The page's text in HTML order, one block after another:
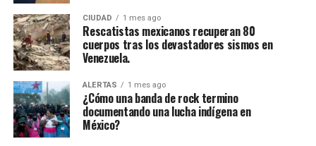
CIUDAD 1 mes ago
Rescatistas mexicanos recuperan 80
cuerpos tras los devastadores sismos en
Venezuela.
ALERTAS 1 mes ago
¿Cómo una banda de rock termino
documentando una lucha indígena en
México?